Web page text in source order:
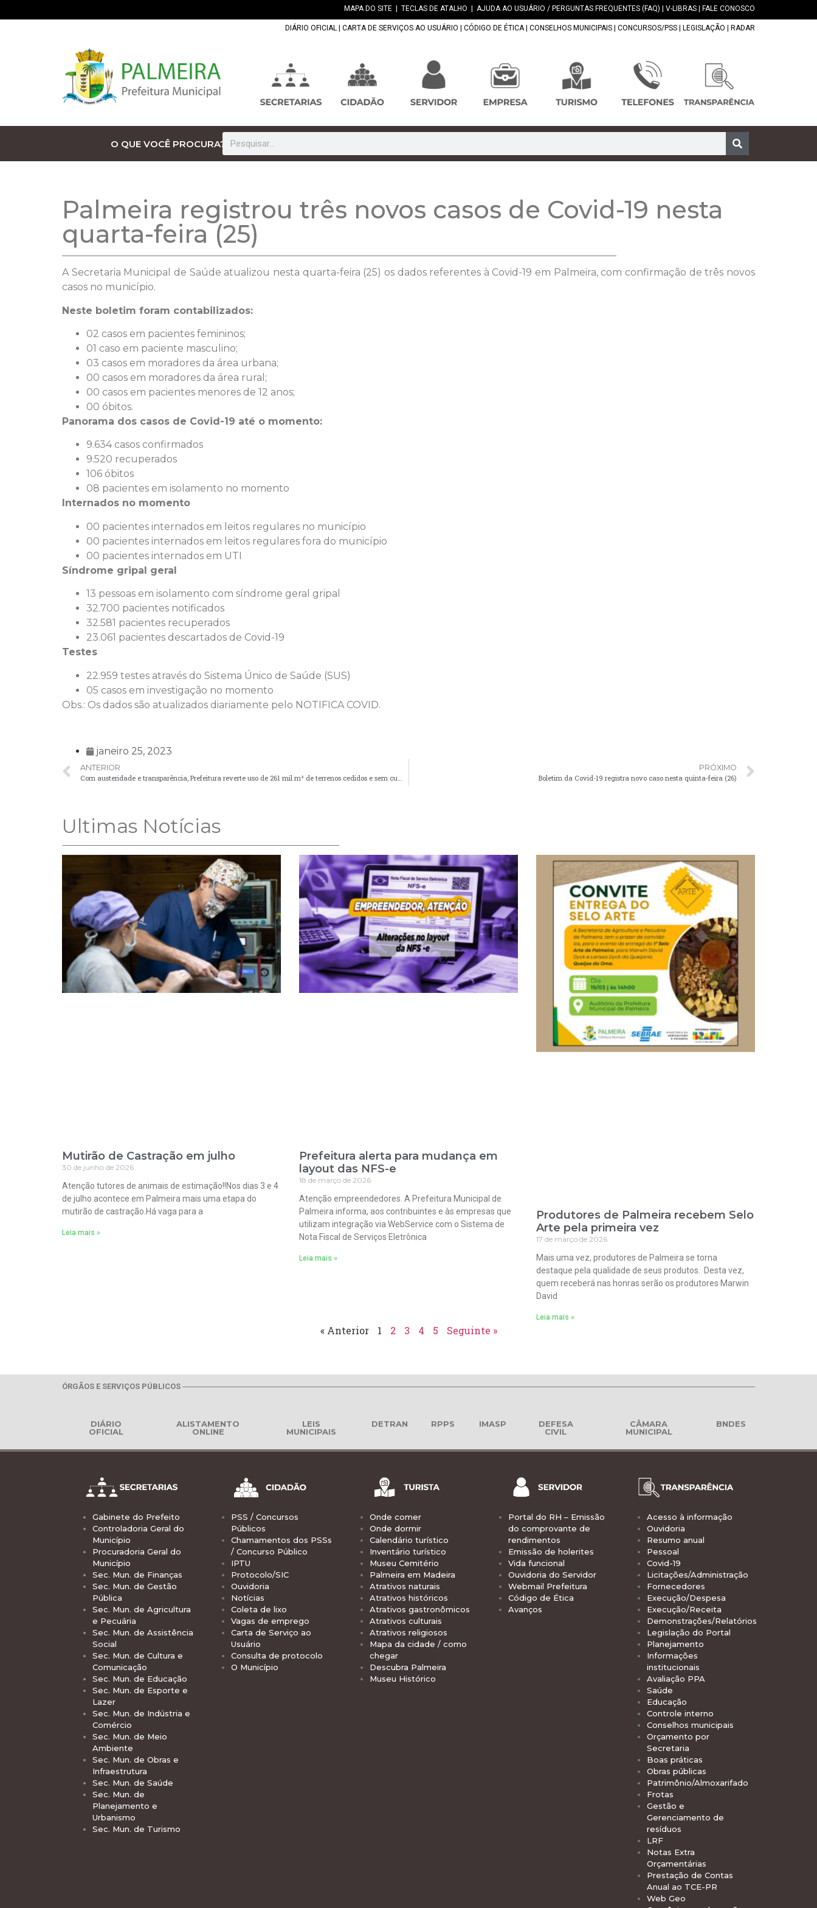
MAPA DO SITE TECLAS DE ATALHO AJUDA AO USUÁRIO / PERGUNTAS FREQUENTES (FAQ) V-LIBRAS FALE CONOSCO
DIÁRIO OFICIAL CARTA DE SERVIÇOS AO USUÁRIO CÓDIGO DE ÉTICA| CONSELHOS MUNICIPAIS CONCURSOS/PSS LEGISLAÇÃO RADAR
O QUE VOCÊ PROCURA?
Palmeira registrou três novos casos de Covid-19 nesta
quarta-feira (25)
A Secretaria Municipal de Saúde atualizou nesta quarta-feira (25) os dados referentes à Covid-19 em Palmeira, com confirmação de três novos
casos no município.
Neste boletim foram contabilizados:
02 casos em pacientes femininos;
01 caso em paciente masculino;
03 casos em moradores da área urbana;
00 casos em moradores da área rural;
00 casos em pacientes menores de 12 anos;
00 óbitos.
Panorama dos casos de Covid-19 até o momento:
9.634 casos confirmados
9.520 recuperados
106 óbitos
08 pacientes em isolamento no momento
Internados no momento
00 pacientes internados em leitos regulares no município
00 pacientes internados em leitos regulares fora do município
00 pacientes internados em UTI
Síndrome gripal geral
13 pessoas em isolamento com síndrome geral gripal
32.700 pacientes notificados
32.581 pacientes recuperados
23.061 pacientes descartados de Covid-19
Testes
22.959 testes através do Sistema Único de Saúde (SUS)
05 casos em investigação no momento
Obs.: Os dados são atualizados diariamente pelo NOTIFICA COVID.
janeiro 25, 2023
ANTERIOR
Com austeridade e transparência, Prefeitura reverte uso de 261 mil m² de terrenos cedidos e sem cumprimento de contrato
PRÓXIMO
Boletim da Covid-19 registra novo caso nesta quinta-feira (26)
Ultimas Notícias
Mutirão de Castração em julho
30 de junho de 2026
Atenção tutores de animais de estimação!!Nos dias 3 e 4
de julho acontece em Palmeira mais uma etapa do
mutirão de castração.Há vaga para a
Leia mais »
Prefeitura alerta para mudança em
layout das NFS-e
18 de março de 2026
Atenção empreendedores. A Prefeitura Municipal de
Palmeira informa, aos contribuintes e às empresas que
utilizam integração via WebService com o Sistema de
Nota Fiscal de Serviços Eletrônica
Leia mais »
Produtores de Palmeira recebem Selo
Arte pela primeira vez
17 de março de 2026
Mais uma vez, produtores de Palmeira se torna
destaque pela qualidade de seus produtos. Desta vez,
quem receberá nas honras serão os produtores Marwin
David
Leia mais »
« Anterior 1 2 3 4 5 Seguinte »
ÓRGÃOS E SERVIÇOS PÚBLICOS
DIÁRIO
OFICIAL
ALISTAMENTO
ONLINE
LEIS
MUNICIPAIS
DETRAN RPPS IMASP
DEFESA
CIVIL
CÂMARA
MUNICIPAL
BNDES
Gabinete do Prefeito
Controladoria Geral do
Município
Procuradoria Geral do
Município
Sec. Mun. de Finanças
Sec. Mun. de Gestão
Pública
Sec. Mun. de Agricultura
e Pecuária
Sec. Mun. de Assistência
Social
Sec. Mun. de Cultura e
Comunicação
Sec. Mun. de Educação
Sec. Mun. de Esporte e
Lazer
Sec. Mun. de Indústria e
Comércio
Sec. Mun. de Meio
Ambiente
Sec. Mun. de Obras e
Infraestrutura
Sec. Mun. de Saúde
Sec. Mun. de
Planejamento e
Urbanismo
Sec. Mun. de Turismo
PSS / Concursos
Públicos
Chamamentos dos PSSs
/ Concurso Público
IPTU
Protocolo/SIC
Ouvidoria
Notícias
Coleta de lixo
Vagas de emprego
Carta de Serviço ao
Usuário
Consulta de protocolo
O Município
Onde comer
Onde dormir
Calendário turístico
Inventário turístico
Museu Cemitério
Palmeira em Madeira
Atrativos naturais
Atrativos históricos
Atrativos gastronômicos
Atrativos culturais
Atrativos religiosos
Mapa da cidade / como
chegar
Descubra Palmeira
Museu Histórico
Portal do RH – Emissão
do comprovante de
rendimentos
Emissão de holerites
Vida funcional
Ouvidoria do Servidor
Webmail Prefeitura
Código de Ética
Avanços
Acesso à informação
Ouvidoria
Resumo anual
Pessoal
Covid-19
Licitações/Administração
Fornecedores
Execução/Despesa
Execução/Receita
Demonstrações/Relatórios
Legislação do Portal
Planejamento
Informações
institucionais
Avaliação PPA
Saúde
Educação
Controle interno
Conselhos municipais
Orçamento por
Secretaria
Boas práticas
Obras públicas
Patrimônio/Almoxarifado
Frotas
Gestão e
Gerenciamento de
resíduos
LRF
Notas Extra
Orçamentárias
Prestação de Contas
Anual ao TCE-PR
Web Geo